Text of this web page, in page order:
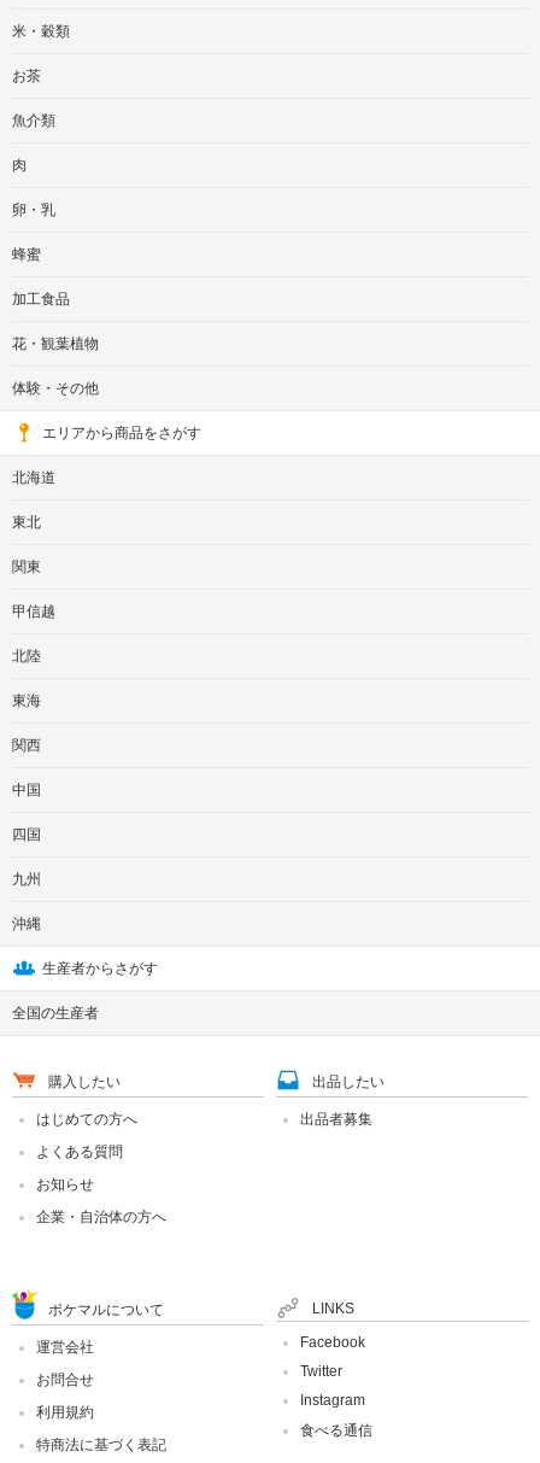
米・穀類
お茶
魚介類
肉
卵・乳
蜂蜜
加工食品
花・観葉植物
体験・その他
エリアから商品をさがす
北海道
東北
関東
甲信越
北陸
東海
関西
中国
四国
九州
沖縄
生産者からさがす
全国の生産者
購入したい
はじめての方へ
よくある質問
お知らせ
企業・自治体の方へ
出品したい
出品者募集
ポケマルについて
運営会社
お問合せ
利用規約
特商法に基づく表記
LINKS
Facebook
Twitter
Instagram
食べる通信